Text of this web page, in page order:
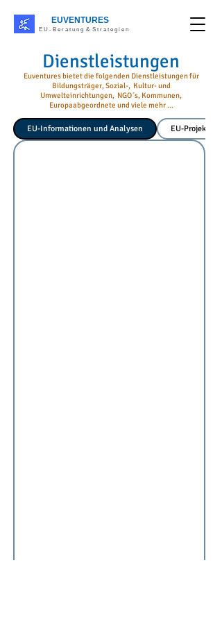
EUVENTURES
E U - B e r a t u n g & S t r a t e g i e n
Dienstleistungen
Euventures bietet die folgenden Dienstleistungen für
Bildungsträger, Sozial-, Kultur- und
Umwelteinrichtungen, NGO´s, Kommunen,
Europaabgeordnete und viele mehr ...
EU-Informationen und Analysen EU-